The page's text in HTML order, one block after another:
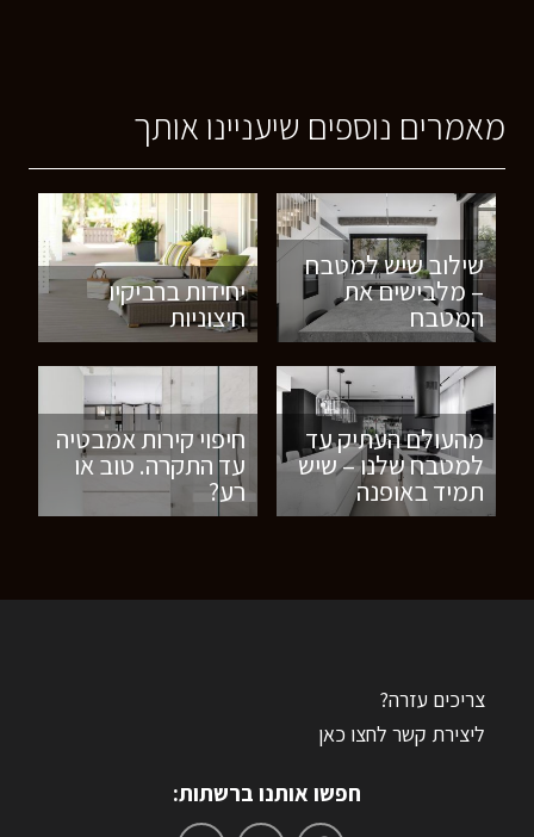
מאמרים נוספים שיעניינו אותך
שילוב שיש למטבח
– מלבישים את
המטבח
יחידות ברביקיו
חיצוניות
מהעולם העתיק עד
למטבח שלנו – שיש
תמיד באופנה
חיפוי קירות אמבטיה
עד התקרה. טוב או
רע?
צריכים עזרה?
ליצירת קשר לחצו כאן
חפשו אותנו ברשתות: